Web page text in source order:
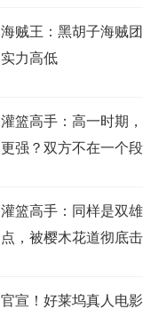
海贼王：黑胡子海贼
实力高低
灌篮高手：高一时期
更强？双方不在一个
灌篮高手：同样是双
点，被樱木花道彻底
官宣！好莱坞真人电